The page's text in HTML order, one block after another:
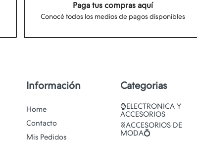
Paga tus compras aquí
Conocé todos los medios de pagos disponibles
Información
Home
Contacto
Mis Pedidos
Categorias
⌚ELECTRONICA Y
ACCESORIOS
⛓️ACCESORIOS DE
MODA💍